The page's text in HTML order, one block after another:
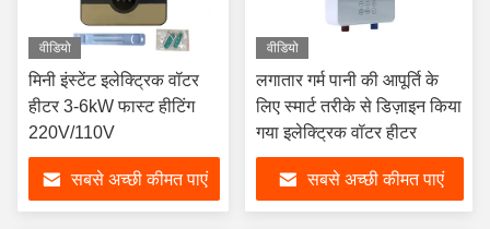
वीडियो
मिनी इंस्टेंट इलेक्ट्रिक वॉटर
हीटर 3-6kW फास्ट हीटिंग
220V/110V
सबसे अच्छी कीमत पाएं
वीडियो
लगातार गर्म पानी की आपूर्ति के
लिए स्मार्ट तरीके से डिज़ाइन किया
गया इलेक्ट्रिक वॉटर हीटर
सबसे अच्छी कीमत पाएं